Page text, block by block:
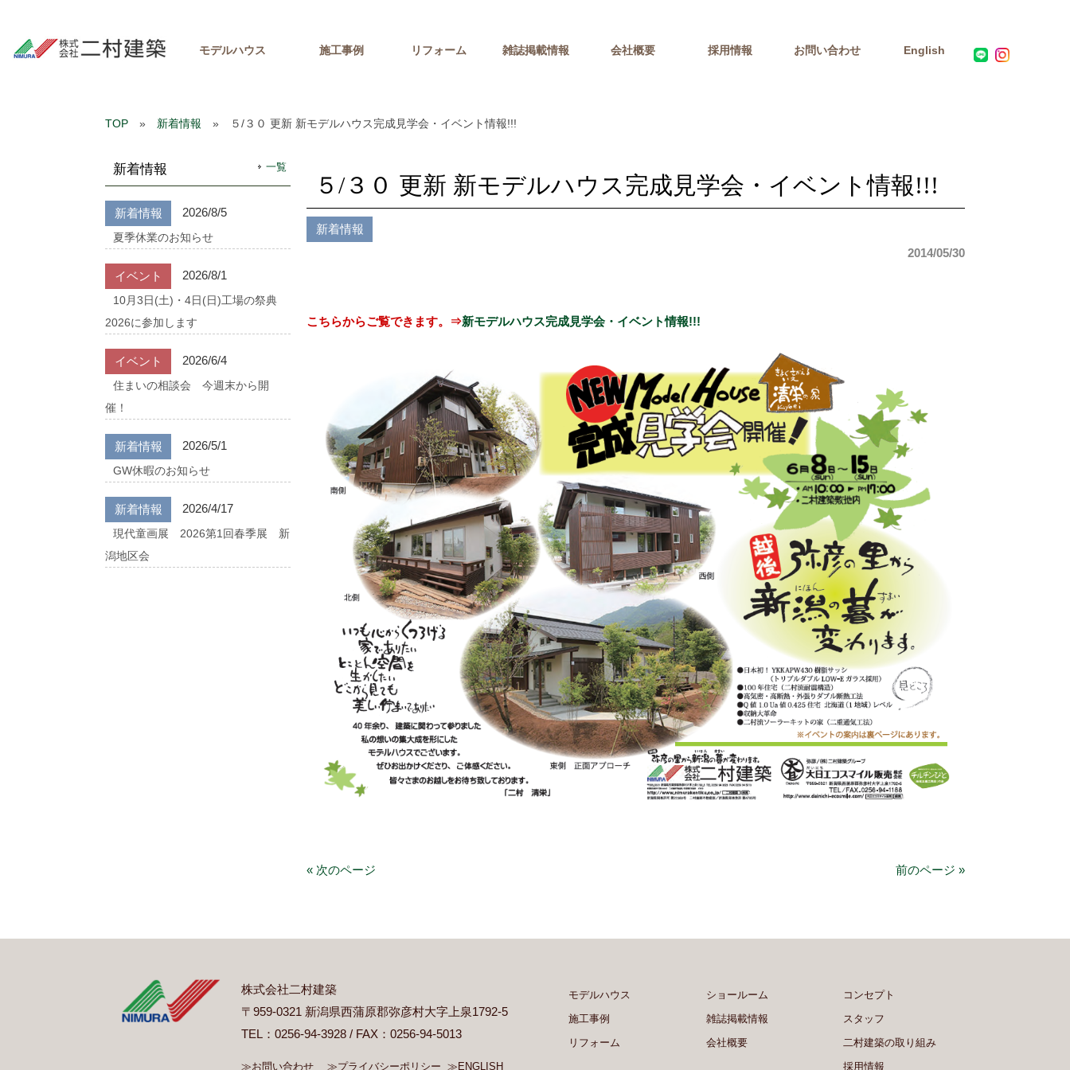
モデルハウス 施工事例 リフォーム 雑誌掲載情報 会社概要 採用情報 お問い合わせ English
TOP » 新着情報 » ５/３０ 更新 新モデルハウス完成見学会・イベント情報!!!
５/３０ 更新 新モデルハウス完成見学会・イベント情報!!!
新着情報
2014/05/30
こちらからご覧できます。⇒新モデルハウス完成見学会・イベント情報!!!
« 次のページ 前のページ »
新着情報 一覧
新着情報 2026/8/5
夏季休業のお知らせ
イベント 2026/8/1
10月3日(土)・4日(日)工場の祭典
2026に参加します
イベント 2026/6/4
住まいの相談会 今週末から開
催！
新着情報 2026/5/1
GW休暇のお知らせ
新着情報 2026/4/17
現代童画展 2026第1回春季展 新
潟地区会
株式会社二村建築
〒959-0321 新潟県西蒲原郡弥彦村大字上泉1792-5
TEL：0256-94-3928 / FAX：0256-94-5013
≫お問い合わせ ≫プライバシーポリシー ≫ENGLISH
モデルハウス
施工事例
リフォーム
ショールーム
雑誌掲載情報
会社概要
コンセプト
スタッフ
二村建築の取り組み
採用情報